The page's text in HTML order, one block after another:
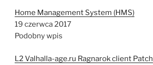
Home Management System (HMS)
19 czerwca 2017
Podobny wpis
L2 Valhalla-age.ru Ragnarok client Patch